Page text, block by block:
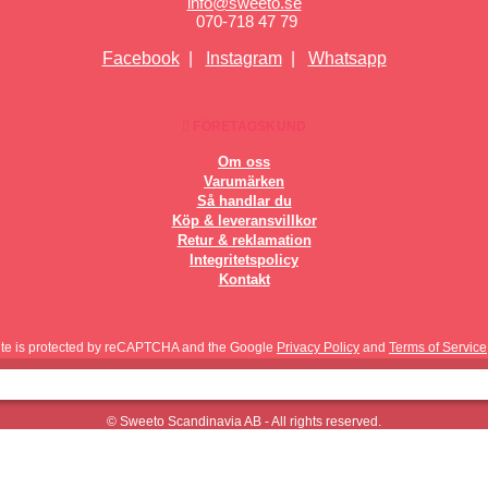
070-718 47 79
Facebook| Instagram| Whatsapp
Om oss
Varumärken
Så handlar du
Köp & leveransvillkor
Retur & reklamation
Integritetspolicy
Kontakt
is protected by reCAPTCHA and the Google Privacy Policy and Terms of Service
© Sweeto Scandinavia AB - All rights reserved.